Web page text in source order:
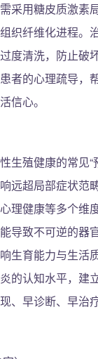
采用糖皮质激素
织纤维化进程。
度清洗，防止破
者的心理疏导，
信心。
生殖健康的常见“
远超局部症状范
理健康等多个维
导致不可逆的器
生育能力与生活
的认知水平，建
、早诊断、早治